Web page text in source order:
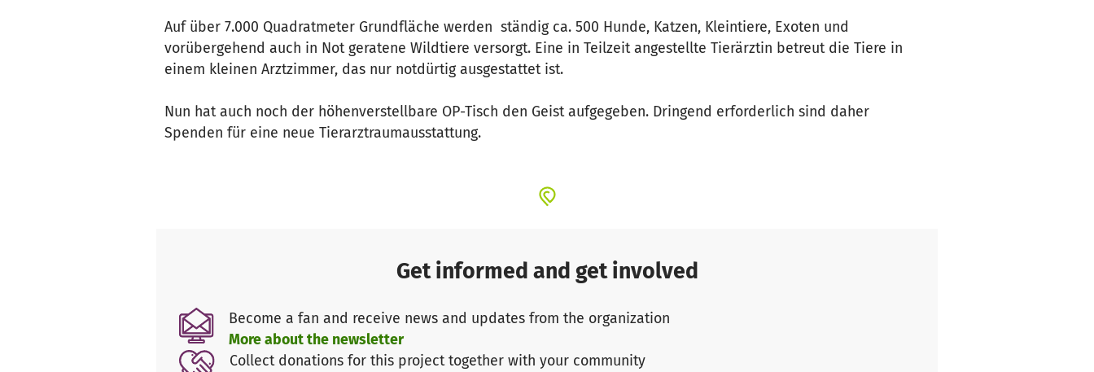
Auf über 7.000 Quadratmeter Grundfläche werden ständig ca. 500 Hunde, Katzen, Kleintiere, Exoten und
vorübergehend auch in Not geratene Wildtiere versorgt. Eine in Teilzeit angestellte Tierärztin betreut die Tiere in
einem kleinen Arztzimmer, das nur notdürtig ausgestattet ist.
Nun hat auch noch der höhenverstellbare OP-Tisch den Geist aufgegeben. Dringend erforderlich sind daher
Spenden für eine neue Tierarztraumausstattung.
Get informed and get involved
Become a fan and receive news and updates from the organization
More about the newsletter
Collect donations for this project together with your community